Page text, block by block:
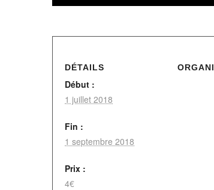
DÉTAILS
Début :
1 juillet 2018
Fin :
1 septembre 2018
Prix :
4€